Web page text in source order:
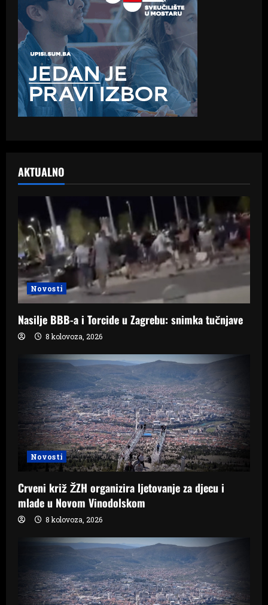
AKTUALNO
Novosti
Nasilje BBB-a i Torcide u Zagrebu: snimka tučnjave
8 kolovoza, 2026
Novosti
Crveni križ ŽZH organizira ljetovanje za djecu i
mlade u Novom Vinodolskom
8 kolovoza, 2026